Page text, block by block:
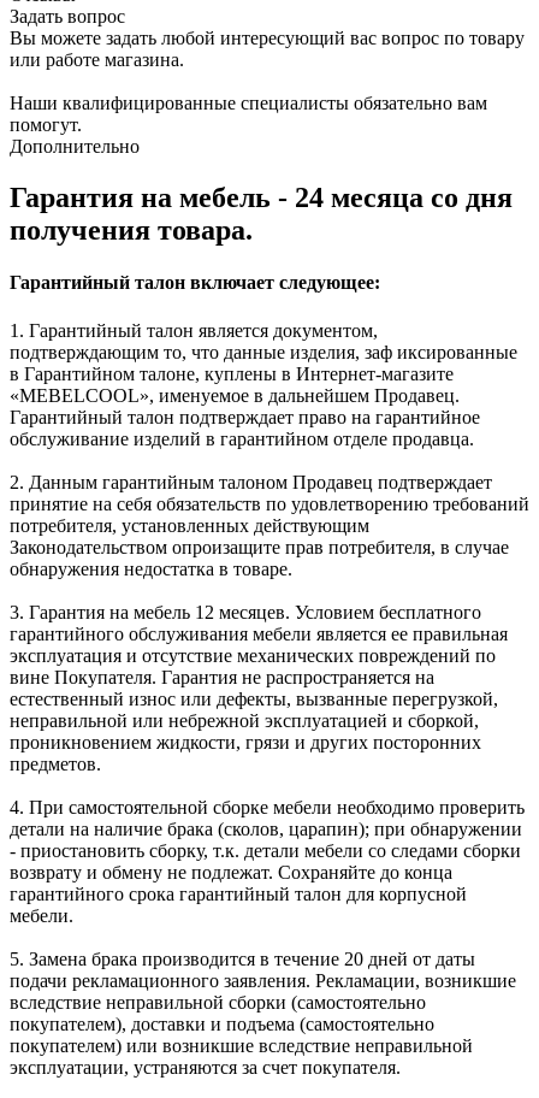
Задать вопрос
Вы можете задать любой интересующий вас вопрос по товару
или работе магазина.
Наши квалифицированные специалисты обязательно вам
помогут.
Дополнительно
Гарантия на мебель - 24 месяца со дня
получения товара.
Гарантийный талон включает следующее:
1. Гарантийный талон является документом,
подтверждающим то, что данные изделия, заф иксированные
в Гарантийном талоне, куплены в Интернет-магазите
«MEBELCOOL», именуемое в дальнейшем Продавец.
Гарантийный талон подтверждает право на гарантийное
обслуживание изделий в гарантийном отделе продавца.
2. Данным гарантийным талоном Продавец подтверждает
принятие на себя обязательств по удовлетворению требований
потребителя, установленных действующим
Законодательством опроизащите прав потребителя, в случае
обнаружения недостатка в товаре.
3. Гарантия на мебель 12 месяцев. Условием бесплатного
гарантийного обслуживания мебели является ее правильная
эксплуатация и отсутствие механических повреждений по
вине Покупателя. Гарантия не распространяется на
естественный износ или дефекты, вызванные перегрузкой,
неправильной или небрежной эксплуатацией и сборкой,
проникновением жидкости, грязи и других посторонних
предметов.
4. При самостоятельной сборке мебели необходимо проверить
детали на наличие брака (сколов, царапин); при обнаружении
- приостановить сборку, т.к. детали мебели со следами сборки
возврату и обмену не подлежат. Сохраняйте до конца
гарантийного срока гарантийный талон для корпусной
мебели.
5. Замена брака производится в течение 20 дней от даты
подачи рекламационного заявления. Рекламации, возникшие
вследствие неправильной сборки (самостоятельно
покупателем), доставки и подъема (самостоятельно
покупателем) или возникшие вследствие неправильной
эксплуатации, устраняются за счет покупателя.